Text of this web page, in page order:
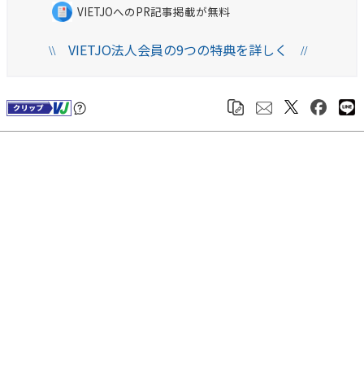
VIETJOへのPR記事掲載が無料
\\VIETJO法人会員の9つの特典を詳しく //